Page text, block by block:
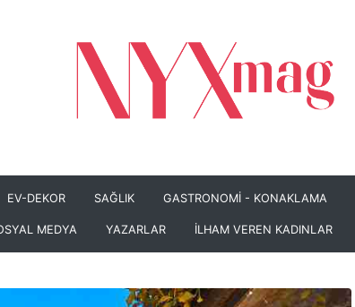
EV-DEKOR SAĞLIK GASTRONOMİ - KONAKLAMA
MEDYA YAZARLAR İLHAM VEREN KADINLAR